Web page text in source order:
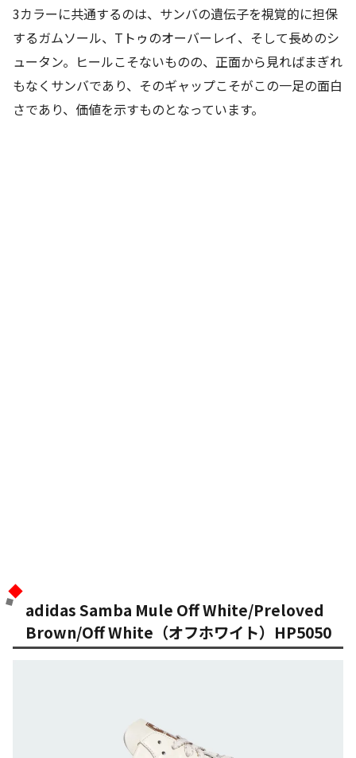
3カラーに共通するのは、サンバの遺伝子を視覚的に担保
するガムソール、Tトゥのオーバーレイ、そして長めのシ
ュータン。ヒールこそないものの、正面から見ればまぎれ
もなくサンバであり、そのギャップこそがこの一足の面白
さであり、価値を示すものとなっています。
adidas Samba Mule Off White/Preloved
Brown/Off White（オフホワイト）HP5050